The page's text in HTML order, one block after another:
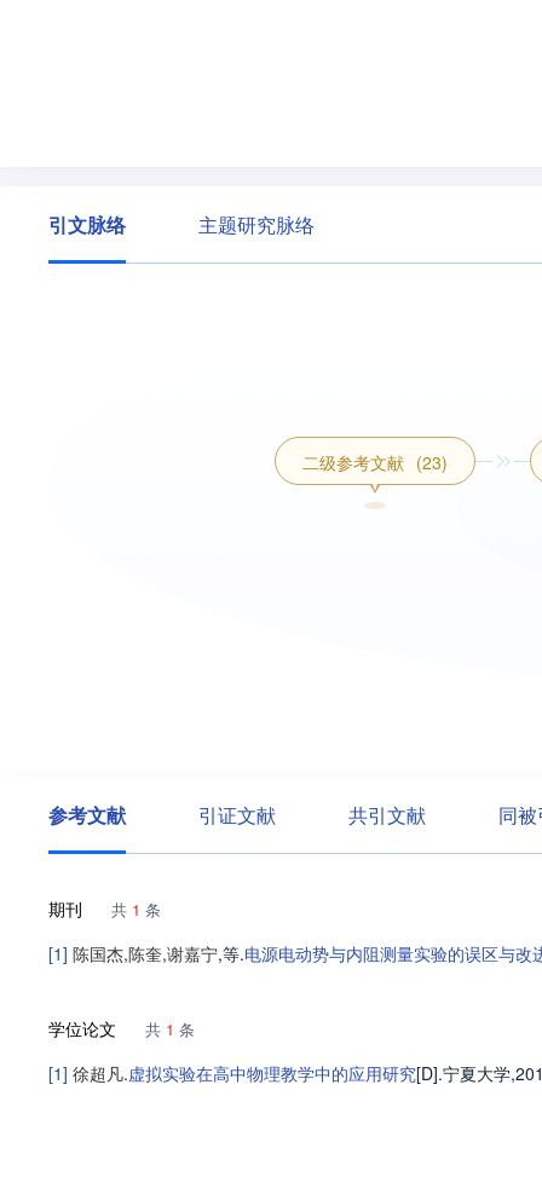
引文脉络 主题研究脉络
二级参考文献 (23)
参考文献 引证文献 共引文献 同
期刊 共 1 条
[1] 陈国杰,陈奎,谢嘉宁,等.电源电动势与内阻测量实验的误区与改
学位论文 共 1 条
[1] 徐超凡.虚拟实验在高中物理教学中的应用研究[D].宁夏大学